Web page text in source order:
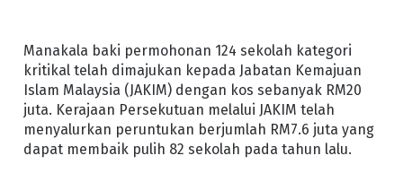
Manakala baki permohonan 124 sekolah kategori
kritikal telah dimajukan kepada Jabatan Kemajuan
Islam Malaysia (JAKIM) dengan kos sebanyak RM20
juta. Kerajaan Persekutuan melalui JAKIM telah
menyalurkan peruntukan berjumlah RM7.6 juta yang
dapat membaik pulih 82 sekolah pada tahun lalu.